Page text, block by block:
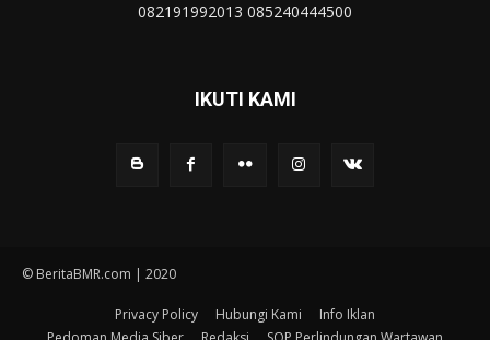
082191992013 085240444500
IKUTI KAMI
© BeritaBMR.com | 2020
Privacy Policy Hubungi Kami
Info Iklan